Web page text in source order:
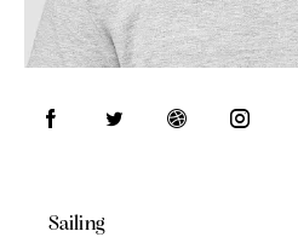
Sailing